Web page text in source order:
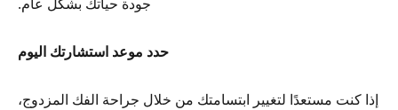
حدد موعد استشارتك اليوم
إذا كنت مستعدًا لتغيير ابتسامتك من خلال جراحة الفك المزدوج،